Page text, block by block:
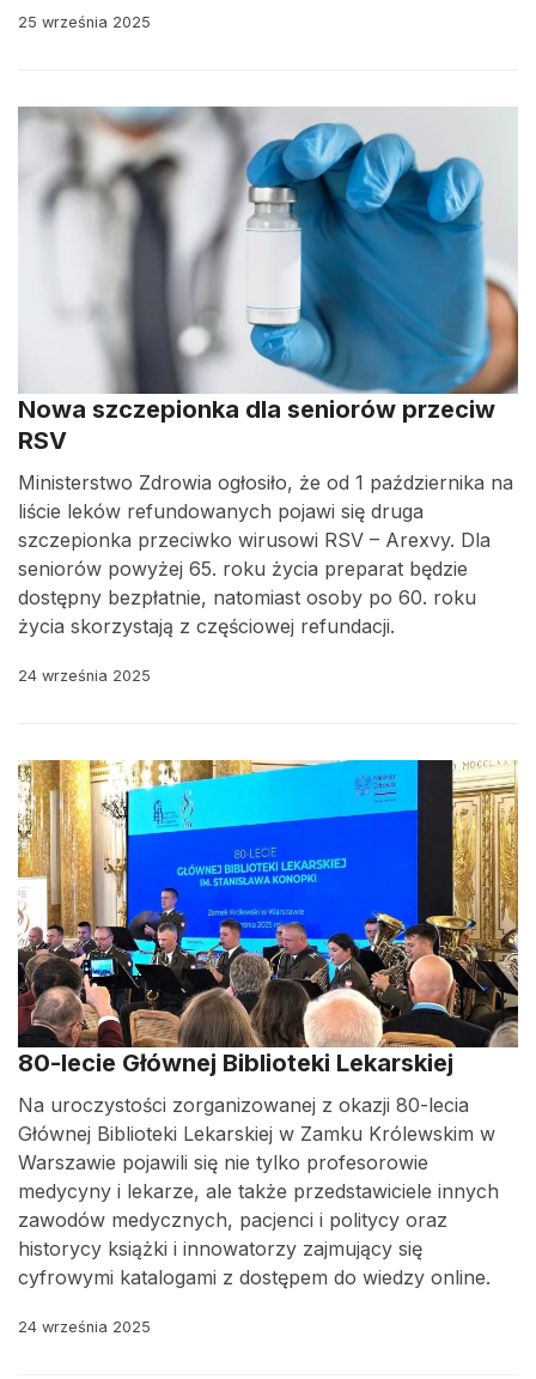
25 września 2025
Nowa szczepionka dla seniorów przeciw
RSV
Ministerstwo Zdrowia ogłosiło, że od 1 października na
liście leków refundowanych pojawi się druga
szczepionka przeciwko wirusowi RSV – Arexvy. Dla
seniorów powyżej 65. roku życia preparat będzie
dostępny bezpłatnie, natomiast osoby po 60. roku
życia skorzystają z częściowej refundacji.
24 września 2025
80-lecie Głównej Biblioteki Lekarskiej
Na uroczystości zorganizowanej z okazji 80-lecia
Głównej Biblioteki Lekarskiej w Zamku Królewskim w
Warszawie pojawili się nie tylko profesorowie
medycyny i lekarze, ale także przedstawiciele innych
zawodów medycznych, pacjenci i politycy oraz
historycy książki i innowatorzy zajmujący się
cyfrowymi katalogami z dostępem do wiedzy online.
24 września 2025